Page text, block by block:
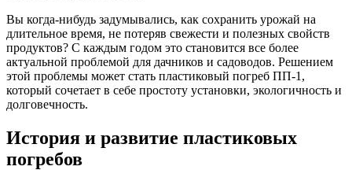
Вы когда-нибудь задумывались, как сохранить урожай на
длительное время, не потеряв свежести и полезных свойств
продуктов? С каждым годом это становится все более
актуальной проблемой для дачников и садоводов. Решением
этой проблемы может стать пластиковый погреб ПП-1,
который сочетает в себе простоту установки, экологичность и
долговечность.
История и развитие пластиковых
погребов